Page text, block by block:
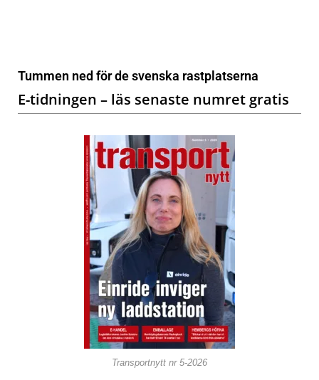
Tummen ned för de svenska rastplatserna
E-tidningen – läs senaste numret gratis
Transportnytt nr 5-2026